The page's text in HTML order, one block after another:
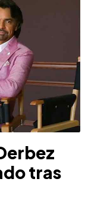
tras